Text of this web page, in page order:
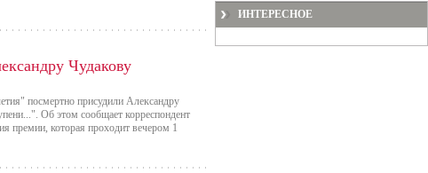
Чудакову
посмертно присудили Александру
Об этом сообщает корреспондент
премии, которая проходит вечером 1
ИНТЕРЕСНОЕ